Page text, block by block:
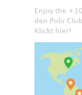
Enjoy the
den Polo
Klickt hier!